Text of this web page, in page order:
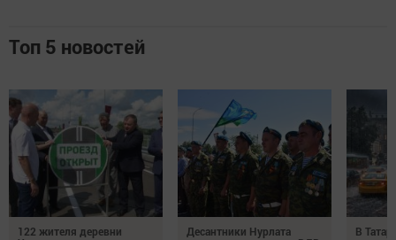
Топ 5 новостей
122 жителя деревни
Десантники Нурлата
В